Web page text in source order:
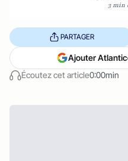
3 min
Écoutez cet article0:00min
PARTAGER
Ajouter